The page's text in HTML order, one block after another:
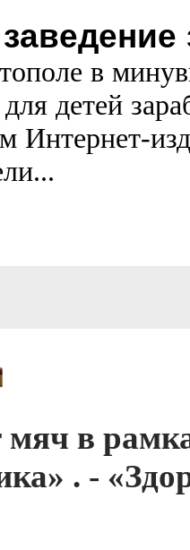
в
детей
Интернет-
мяч в
. -